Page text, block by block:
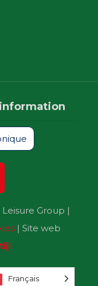
Group |
| Site web
Français